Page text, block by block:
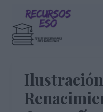
contenido
principal
barra
educación